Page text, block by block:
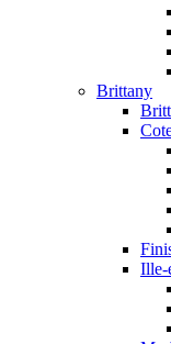
Brittany
Ille-